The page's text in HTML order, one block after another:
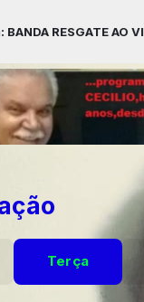
RESGATE AO
Terça